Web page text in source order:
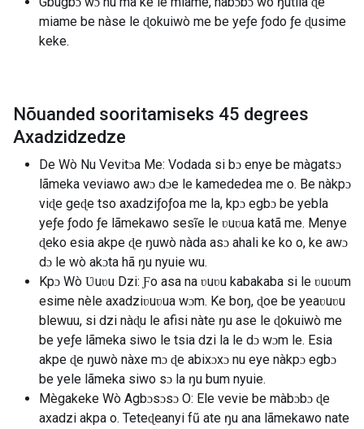
miame be nàse le ɖokuiwò me be yeƒe ƒodo ƒe ɖusime
keke.
Nõuanded sooritamiseks 45 degrees
Axadzidzedze
De Wò Nu Vevitɔa Me: Vodada si bɔ enye be màgatsɔ
lãmeka veviawo awɔ dɔe le kamededea me o. Be nàkpɔ
viɖe geɖe tso axadziƒoƒoa me la, kpɔ egbɔ be yebla
yeƒe ƒodo ƒe lãmekawo sesĩe le ʋuʋua katã me. Menye
ɖeko esia akpe ɖe ŋuwò nàda asɔ ahali ke ko o, ke awɔ
dɔ le wò akɔta hã ŋu nyuie wu.
Kpɔ Wò Ʋuʋu Dzi: Ƒo asa na ʋuʋu kabakaba si le ʋuʋum
esime nèle axadziʋuʋua wɔm. Ke boŋ, ɖoe be yeaʋuʋu
blewuu, si dzi nàɖu le afisi nàte ŋu ase le ɖokuiwò me
be yeƒe lãmeka siwo le tsia dzi la le dɔ wɔm le. Esia
akpe ɖe ŋuwò nàxe mɔ ɖe abixɔxɔ nu eye nàkpɔ egbɔ
be yele lãmeka siwo sɔ la ŋu bum nyuie.
Mègakeke Wò Agbɔsɔsɔ O: Ele vevie be màbɔbɔ ɖe
axadzi akpa o. Teteɖeanyi fũ ate ŋu ana lãmekawo nate